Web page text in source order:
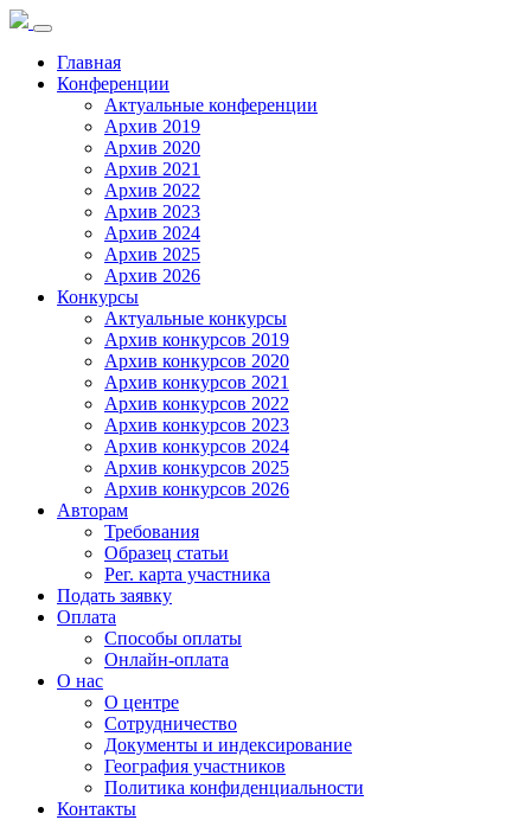
Toggle
navigation
Главная
Конференции
Актуальные конференции
Архив 2019
Архив 2020
Архив 2021
Архив 2022
Архив 2023
Архив 2024
Архив 2025
Архив 2026
Конкурсы
Актуальные конкурсы
Архив конкурсов 2019
Архив конкурсов 2020
Архив конкурсов 2021
Архив конкурсов 2022
Архив конкурсов 2023
Архив конкурсов 2024
Архив конкурсов 2025
Архив конкурсов 2026
Авторам
Требования
Образец статьи
Рег. карта участника
Подать заявку
Оплата
Способы оплаты
Онлайн-оплата
О нас
О центре
Сотрудничество
Документы и индексирование
География участников
Политика конфиденциальности
Контакты